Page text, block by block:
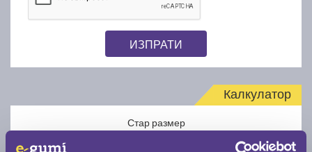
ИЗПРАТИ
Калкулатор
Стар размер